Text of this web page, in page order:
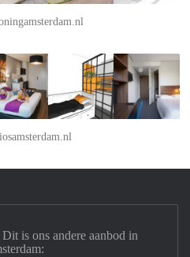
is ons andere aanbod in